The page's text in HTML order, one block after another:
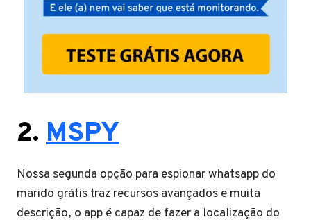
2. MSPY
Nossa segunda opção para espionar whatsapp do
marido grátis traz recursos avançados e muita
descrição, o app é capaz de fazer a localização do